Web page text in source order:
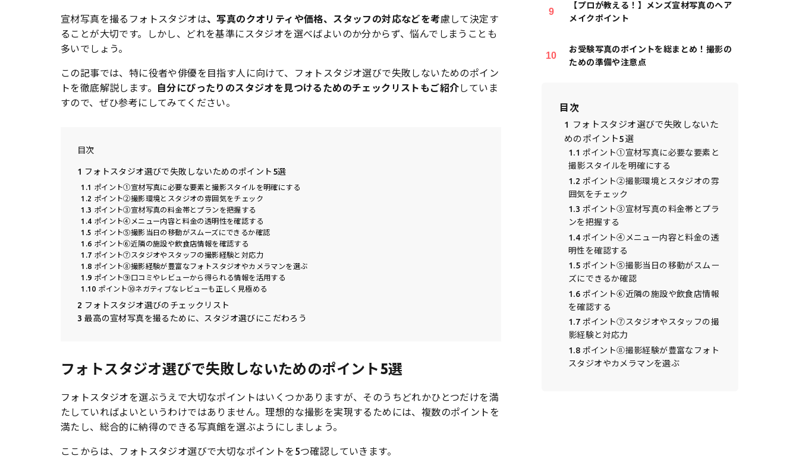
宣材写真を撮るフォトスタジオは、写真のクオリティや価格、スタッフの対応などを考慮して決定す
ることが大切です。しかし、どれを基準にスタジオを選べばよいのか分からず、悩んでしまうことも
多いでしょう。
この記事では、特に役者や俳優を目指す人に向けて、フォトスタジオ選びで失敗しないためのポイン
トを徹底解説します。
自分にぴったりのスタジオを見つけるためのチェックリストもご紹介していま
すので、ぜひ参考にしてみてください。
目次
1 フォトスタジオ選びで失敗しないためのポイント5選
1.1
ポイント①宣材写真に必要な要素と撮影スタイルを明確にする
1.2 ポイント②撮影環境とスタジオの雰囲気をチェック
1.3 ポイント③宣材写真の料金帯とプランを把握する
1.4 ポイント④メニュー内容と料金の透明性を確認する
1.5 ポイント⑤撮影当日の移動がスムーズにできるか確認
1.6 ポイント⑥近隣の施設や飲食店情報を確認する
1.7 ポイント⑦スタジオやスタッフの撮影経験と対応力
1.8 ポイント⑧撮影経験が豊富なフォトスタジオやカメラマンを選ぶ
1.9 ポイント⑨口コミやレビューから得られる情報を活用する
1.10 ポイント⑩ネガティブなレビューも正しく見極める
2 フォトスタジオ選びのチェックリスト
3 最高の宣材写真を撮るために、スタジオ選びにこだわろう
フォトスタジオ選びで失敗しないためのポイント5選
フォトスタジオを選ぶうえで大切なポイントはいくつかありますが、そのうちどれかひとつだけを満
たしていればよいというわけではありません。理想的な撮影を実現するためには、複数のポイントを
満たし、総合的に納得のできる写真館を選ぶようにしましょう。
ここからは、フォトスタジオ選びで大切なポイントを5つ確認していきます。
【プロが教える！】メンズ宣材写真のヘア
メイクポイント
お受験写真のポイントを総まとめ！撮影の
ための準備や注意点
目次
1 フォトスタジオ選びで失敗しないた
めのポイント5選
1.1 ポイント①宣材写真に必要な要素と
撮影スタイルを明確にする
1.2 ポイント②撮影環境とスタジオの雰
囲気をチェック
1.3 ポイント③宣材写真の料金帯とプラ
ンを把握する
1.4 ポイント④メニュー内容と料金の透
明性を確認する
1.5 ポイント⑤撮影当日の移動がスムー
ズにできるか確認
1.6 ポイント⑥近隣の施設や飲食店情報
を確認する
1.7 ポイント⑦スタジオやスタッフの撮
影経験と対応力
1.8 ポイント⑧撮影経験が豊富なフォト
スタジオやカメラマンを選ぶ